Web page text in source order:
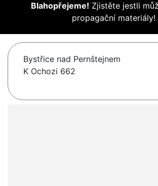
Blahopřejeme! Zjistěte jestli
propagační materiály!
Bystřice nad Pernštejnem
K Ochozi 662